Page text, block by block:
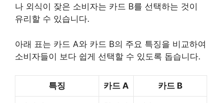
나 외식이 잦은 소비자는 카드 B를 선택하는 것이
유리할 수 있습니다.
아래 표는 카드 A와 카드 B의 주요 특징을 비교하여
소비자들이 보다 쉽게 선택할 수 있도록 돕습니다.
특징 카드 A 카드 B